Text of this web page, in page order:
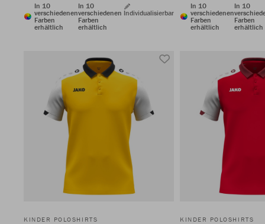
In 10
verschiedenen
Farben
erhältlich
In 10
verschiedenen
Farben
erhältlich
Individualisierbar
In 10
verschiedenen
Farben
erhältlich
In 10
Farben
erhältlich
KINDER POLOSHIRTS KINDER POLOSHIRTS